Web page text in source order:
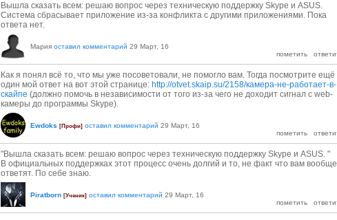
Вышла сказать всем: решаю вопрос через техническую поддержку Skype и ASUS.
Система сбрасывает приложение из-за конфликта с другими приложениями. Пока
ответа нет.
Мария оставил комментарий 29 Март, 16
Как я понял всё то, что мы уже посоветовали, не помогло вам. Тогда посмотрите ещё
один мой ответ на вот этой странице: http://otvet.skaip.su/2158/камера-не-работает-в-
скайпе (должно помочь в независимости от того из-за чего не доходит сигнал с web-
камеры до программы Skype).
Ewdoks [Профи] оставил комментарий 29 Март, 16
"Вышла сказать всем: решаю вопрос через техническую поддержку Skype и ASUS. "
В официальных поддержках этот процесс очень долгий и то, не факт что вам вообще
ответят. По себе знаю.
Piratborn [Ученик] оставил комментарий 29 Март, 16